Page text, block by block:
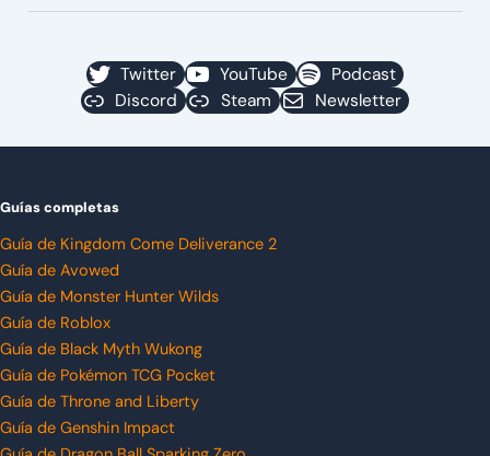
Twitter YouTube
Podcast
Discord
Steam Newsletter
Guías completas
Guía de Kingdom Come Deliverance 2
Guía de Avowed
Guía de Monster Hunter Wilds
Guía de Roblox
Guía de Black Myth Wukong
Guía de Pokémon TCG Pocket
Guía de Throne and Liberty
Guía de Genshin Impact